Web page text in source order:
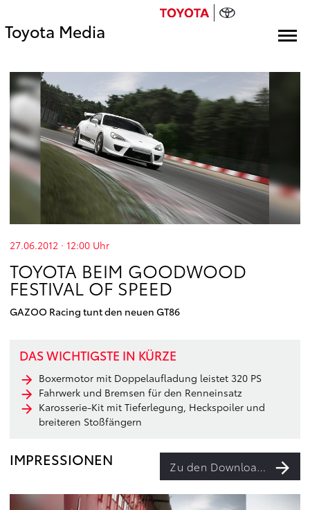
Toyota Media
27.06.2012 · 12:00 Uhr
TOYOTA BEIM GOODWOOD
FESTIVAL OF SPEED
GAZOO Racing tunt den neuen GT86
DAS WICHTIGSTE IN KÜRZE
Boxermotor mit Doppelaufladung leistet 320 PS
Fahrwerk und Bremsen für den Renneinsatz
Karosserie-Kit mit Tieferlegung, Heckspoiler und
breiteren Stoßfängern
IMPRESSIONEN Zu den Downloads